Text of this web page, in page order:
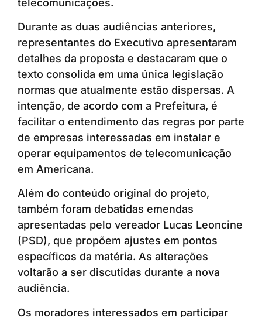
telecomunicações.
Durante as duas audiências anteriores,
representantes do Executivo apresentaram
detalhes da proposta e destacaram que o
texto consolida em uma única legislação
normas que atualmente estão dispersas. A
intenção, de acordo com a Prefeitura, é
facilitar o entendimento das regras por parte
de empresas interessadas em instalar e
operar equipamentos de telecomunicação
em Americana.
Além do conteúdo original do projeto,
também foram debatidas emendas
apresentadas pelo vereador Lucas Leoncine
(PSD), que propõem ajustes em pontos
específicos da matéria. As alterações
voltarão a ser discutidas durante a nova
audiência.
Os moradores interessados em participar